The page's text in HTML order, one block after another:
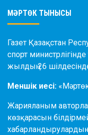
МӘРТӨК ТЫНЫСЫ
Газет Қазақстан
спорт министрлігінде
жылдың 26
Меншік иесі:
Жарияланым
көзқарасын